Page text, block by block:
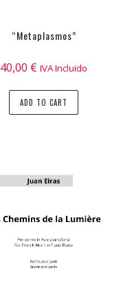
“Metaplasmos”
40,00 € IVA Incluido
ADD TO CART